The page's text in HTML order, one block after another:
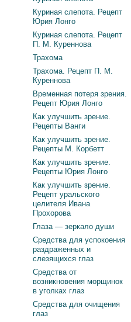
Куриная слепота. Рецепт
Юрия Лонго
Куриная слепота. Рецепт
П. М. Куреннова
Трахома
Трахома. Рецепт П. М.
Куреннова
Временная потеря зрения.
Рецепт Юрия Лонго
Как улучшить зрение.
Рецепты Ванги
Как улучшить зрение.
Рецепты М. Корбетт
Как улучшить зрение.
Рецепты Юрия Лонго
Как улучшить зрение.
Рецепт уральского
целителя Ивана
Прохорова
Глаза — зеркало души
Средства для успокоения
раздраженных и
слезящихся глаз
Средства от
возникновения морщинок
в уголках глаз
Средства для очищения
глаз